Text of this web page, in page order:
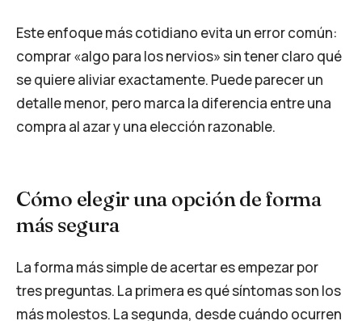
Este enfoque más cotidiano evita un error común:
comprar «algo para los nervios» sin tener claro qué
se quiere aliviar exactamente. Puede parecer un
detalle menor, pero marca la diferencia entre una
compra al azar y una elección razonable.
Cómo elegir una opción de forma
más segura
La forma más simple de acertar es empezar por
tres preguntas. La primera es qué síntomas son los
más molestos. La segunda, desde cuándo ocurren